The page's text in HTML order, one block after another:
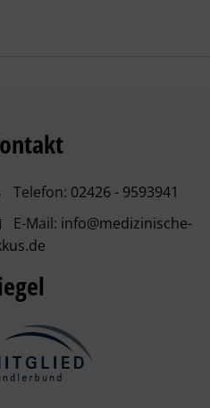
Telefon: 02426 - 9593941
E-Mail: info@medizinische-